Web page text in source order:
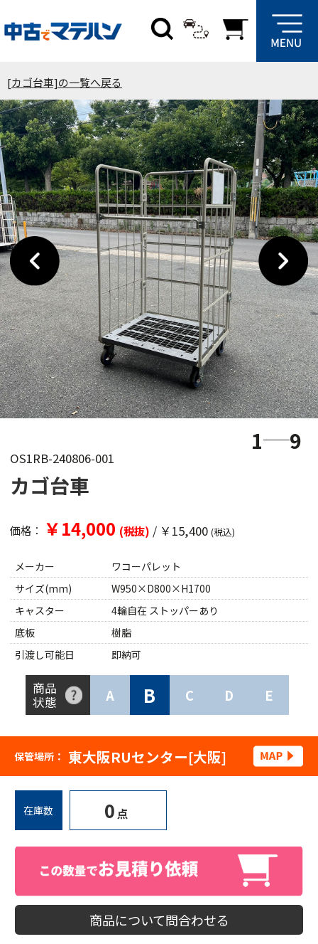
[カゴ台車]の一覧へ戻る
1 9
OS1RB-240806-001
カゴ台車
価格： ￥14,000 (税抜) / ￥15,400 (税込)
メーカー
ワコーパレット
サイズ(mm)
W950×D800×H1700
キャスター
4輪自在 ストッパーあり
底板
樹脂
引渡し可能日
即納可
商品
状態
A B C D E
保管場所： 東大阪RUセンター[大阪]
在庫数 0 点
商品について問合わせる